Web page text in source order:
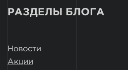
РАЗДЕЛЫ БЛОГА
Новости
Акции